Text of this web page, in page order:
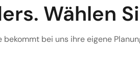
Wählen
bei uns ihre eigene